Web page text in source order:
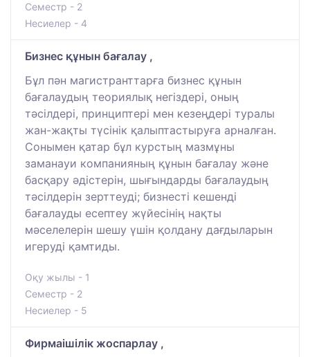
Семестр - 2
Несиелер - 4
Бизнес құнын бағалау ,
Бұл пән магистранттарға бизнес құнын
бағалаудың теориялық негіздері, оның
тәсілдері, принциптері мен кезеңдері туралы
жан-жақты түсінік қалыптастыруға арналған.
Сонымен қатар бұл курстың мазмұны
заманауи компанияның құнын бағалау және
басқару әдістерін, шығындарды бағалаудың
тәсілдерін зерттеуді; бизнесті кешенді
бағалауды есептеу жүйесінің нақты
мәселелерін шешу үшін қолдану дағдыларын
игеруді қамтиды.
Оқу жылы - 1
Семестр - 2
Несиелер - 5
Фирмаішілік жоспарлау ,